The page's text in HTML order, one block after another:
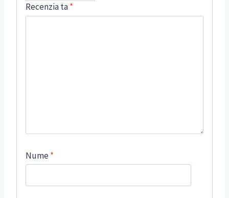
Recenzia ta*
Nume*